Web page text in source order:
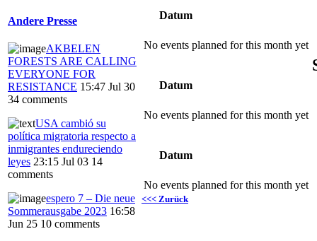
Andere Presse
AKBELEN
FORESTS ARE CALLING
EVERYONE FOR
RESISTANCE 15:47 Jul 30
34 comments
USA cambió su
política migratoria respecto a
inmigrantes endureciendo
leyes 23:15 Jul 03 14
comments
espero 7 – Die neue
Sommerausgabe 2023 16:58
Jun 25 10 comments
Datum
No events planned for this month yet
Datum
No events planned for this month yet
Datum
No events planned for this month yet
<<< Zurück